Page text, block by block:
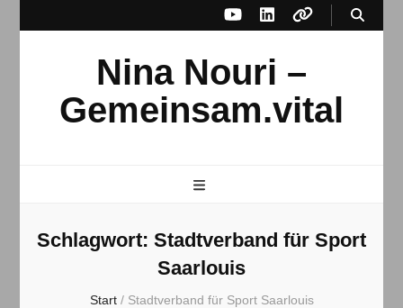
Nina Nouri –
Gemeinsam.vital
Schlagwort: Stadtverband für Sport
Saarlouis
Start / Stadtverband für Sport Saarlouis